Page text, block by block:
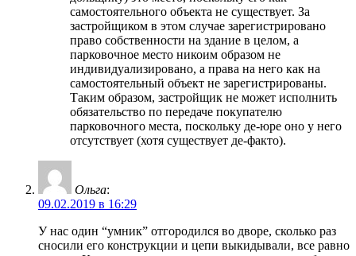
самостоятельного объекта не существует. За
застройщиком в этом случае зарегистрировано
право собственности на здание в целом, а
парковочное место никоим образом не
индивидуализировано, а права на него как на
самостоятельный объект не зарегистрированы.
Таким образом, застройщик не может исполнить
обязательство по передаче покупателю
парковочного места, поскольку де-юре оно у него
отсутствует (хотя существует де-факто).
Ольга:
09.02.2019 в 16:29
У нас один “умник” отгородился во дворе, сколько раз
сносили его конструкции и цепи выкидывали, все равно